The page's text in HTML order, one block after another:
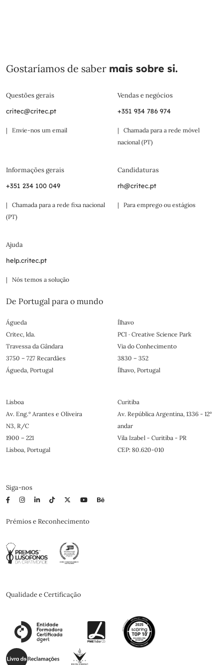
Gostaríamos de saber mais sobre si.
Questões gerais
critec@critec.pt
| Envie-nos um email
Vendas e negócios
+351 934 786 974
| Chamada para a rede móvel
nacional (PT)
Informações gerais
+351 234 100 049
| Chamada para a rede fixa nacional
(PT)
Candidaturas
rh@critec.pt
| Para emprego ou estágios
Ajuda
help.critec.pt
| Nós temos a solução
De Portugal para o mundo
Águeda
Critec, lda.
Travessa da Gândara
3750 – 727 Recardães
Águeda, Portugal
Ílhavo
PCI · Creative Science Park
Via do Conhecimento
3830 – 352
Ílhavo, Portugal
Lisboa
Av. Eng.º Arantes e Oliveira
N3, R/C
1900 – 221
Lisboa, Portugal
Curitiba
Av. República Argentina, 1336 - 12°
andar
Vila Izabel - Curitiba - PR
CEP: 80.620-010
Siga-nos
Prémios e Reconhecimento
Qualidade e Certificação